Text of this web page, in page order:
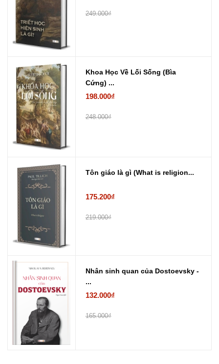
249.000₫
Khoa Học Về Lối Sống (Bìa
Cứng) ...
198.000₫
248.000₫
Tôn giáo là gì (What is religion...
175.200₫
219.000₫
Nhân sinh quan của Dostoevsky -
...
132.000₫
165.000₫